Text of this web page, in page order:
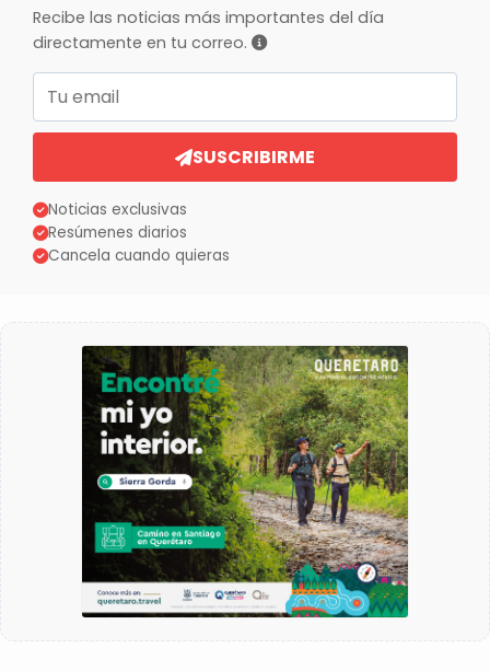
Recibe las noticias más importantes del día
directamente en tu correo.
Correo electrónico
SUSCRIBIRME
Noticias exclusivas
Resúmenes diarios
Cancela cuando quieras